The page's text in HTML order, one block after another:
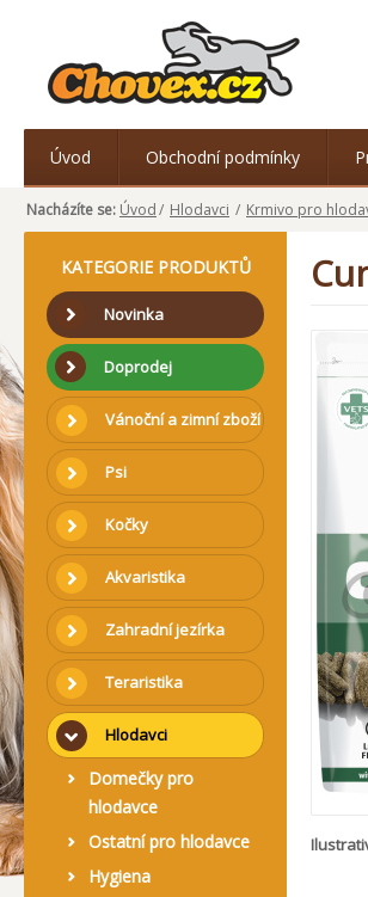
Úvod Obchodní podmínky
Nacházíte se: Úvod/ Hlodavci / Krmivo pro
KATEGORIE PRODUKTŮ
Novinka
Doprodej
Vánoční a zimní zboží
Psi
Kočky
Akvaristika
Zahradní jezírka
Teraristika
Hlodavci
Domečky pro
hlodavce
Ostatní pro hlodavce
Hygiena